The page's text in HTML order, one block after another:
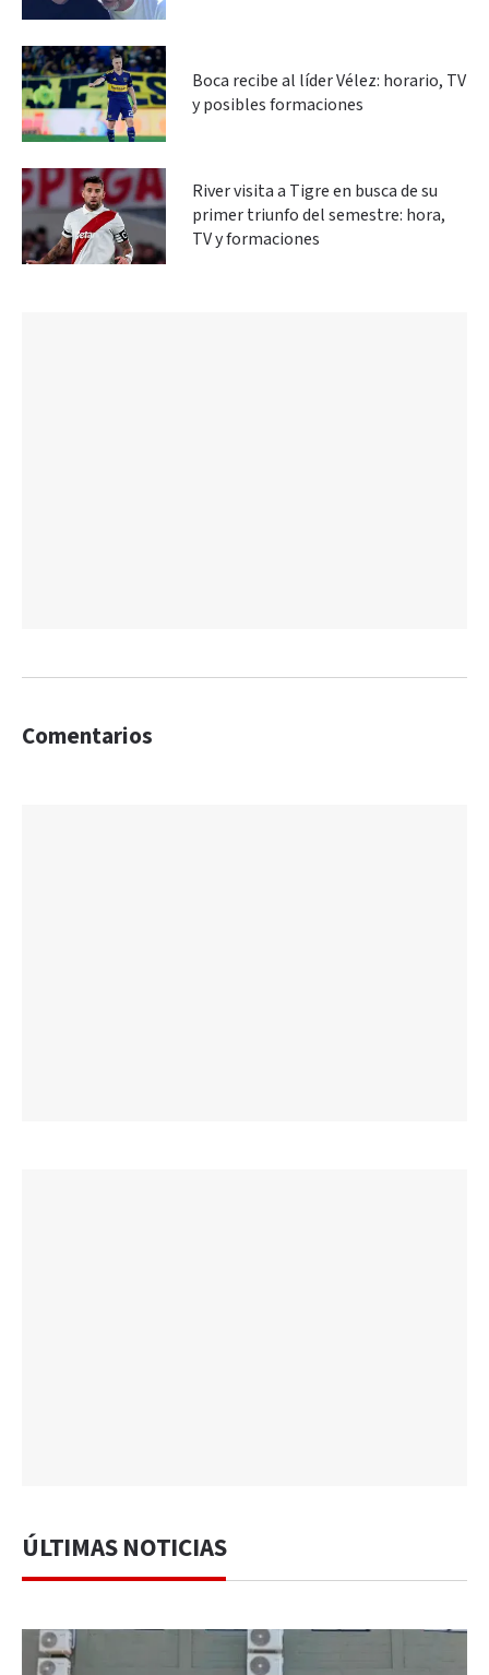
Boca recibe al líder Vélez: horario, TV
y posibles formaciones
River visita a Tigre en busca de su
primer triunfo del semestre: hora,
TV y formaciones
Comentarios
ÚLTIMAS NOTICIAS